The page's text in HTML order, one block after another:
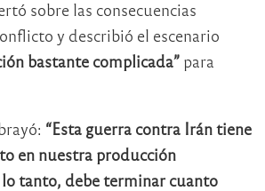
sobre las consecuencias
y describió el escenario
bastante complicada” para
“Esta guerra contra Irán tiene
en nuestra producción
lo tanto, debe terminar cuanto